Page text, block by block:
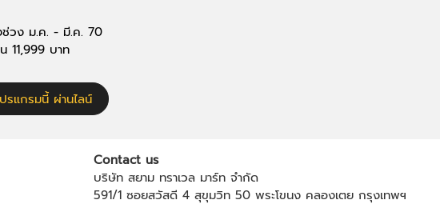
ช่วง ม.ค. - มี.ค. 70
11,999 บาท
รแกรมนี้ ผ่านไลน์
Contact us
บริษัท สยาม ทราเวล มาร์ท จำกัด
591/1 ซอยสวัสดี 4 สุขุมวิท 50 พระโขนง คลองเตย กรุงเทพฯ